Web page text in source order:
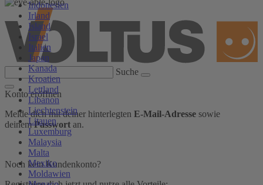
Indonesien
Irland
Island
Israel
Italien
Japan
Kanada
Kroatien
Lettland
Libanon
Liechtenstein
Litauen
Luxemburg
Malaysia
Malta
Mexiko
Moldawien
Suche
Konto eröffnen
Melde dich mit deiner hinterlegten E-Mail-Adresse sowie
deinemPasswort an.
Noch kein Kundenkonto?